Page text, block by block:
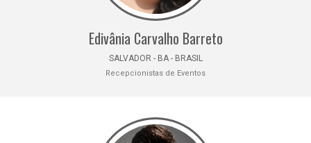
Edivânia Carvalho Barreto
SALVADOR - BA - BRASIL
Recepcionistas de Eventos